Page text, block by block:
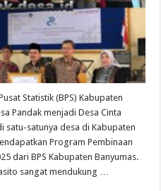
Statistik (BPS) Kabupaten
Pandak menjadi Desa Cinta
satu-satunya desa di Kabupaten
Program Pembinaan
dari BPS Kabupaten Banyumas.
sangat mendukung …